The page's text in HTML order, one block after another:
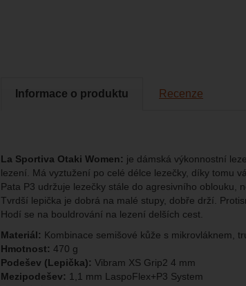
Informace o produktu Recenze
La Sportiva Otaki Women: je dámská výkonnostní
lezení. Má vyztužení po celé délce lezečky, díky tomu
Pata P3 udržuje lezečky stále do agresivního oblouku,
Tvrdší lepička je dobrá na malé stupy, dobře drží.
Hodí se na bouldrování na lezení delších cest.
Materiál: Kombinace semišové kůže s mikrovláknem,
Hmotnost: 470 g
Podešev (Lepička): Vibram XS Grip2 4 mm
Mezipodešev: 1,1 mm LaspoFlex+P3 System